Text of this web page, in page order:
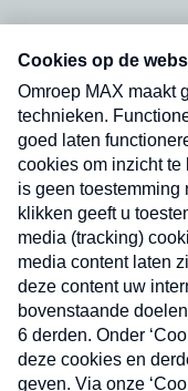
nieuwsbrief. Elke
uw mailbox.
Nieuwsbrief